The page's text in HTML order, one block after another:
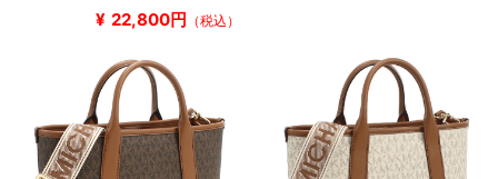
¥ 22,800円 （税込）